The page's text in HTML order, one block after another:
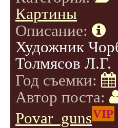
Картины
Описание:
Художник
Толмясов Л.Г.
Год съемки:
Автор поста:
Povar_gunsVIP